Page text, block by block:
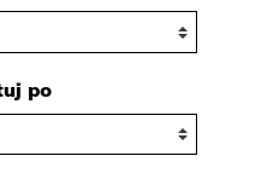
po